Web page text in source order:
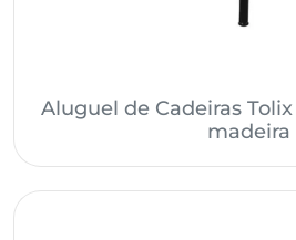
Aluguel de Cadeiras
madeira